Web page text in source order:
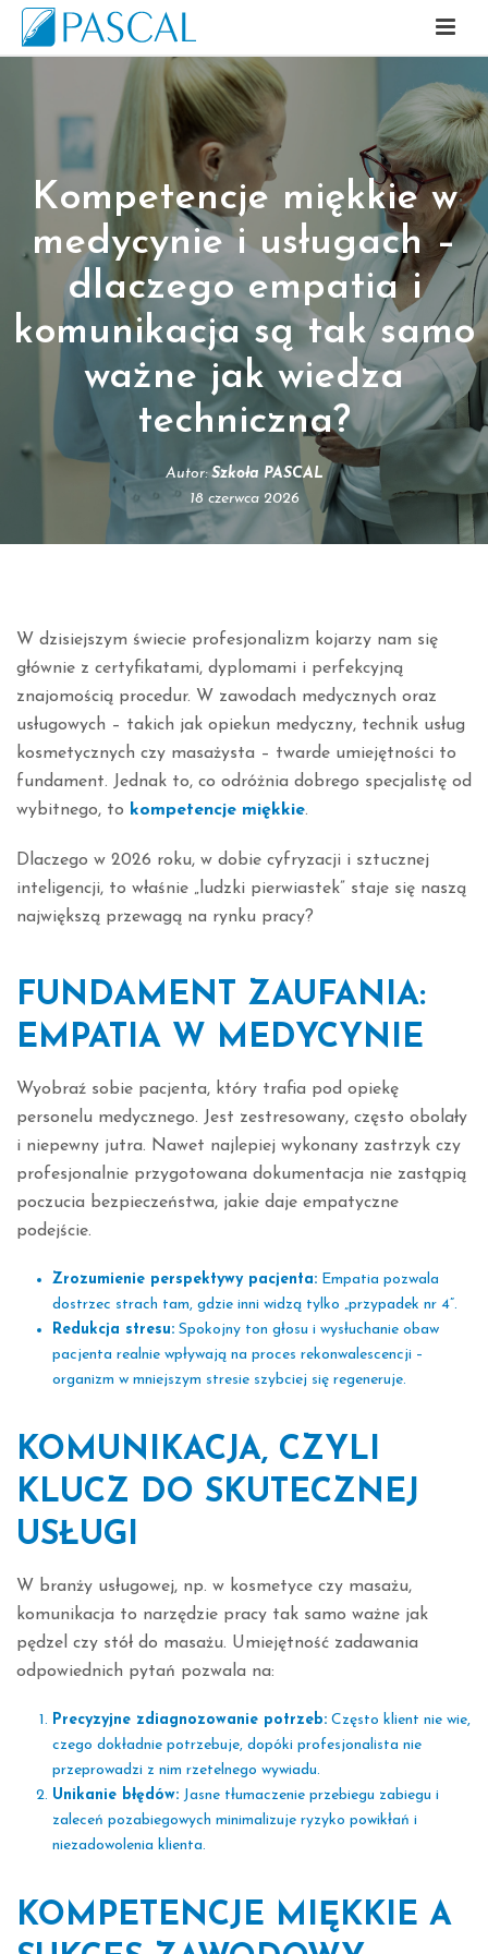
Kompetencje miękkie w
medycynie i usługach –
dlaczego empatia i
komunikacja są tak samo
ważne jak wiedza
techniczna?
Autor:Szkoła PASCAL
18 czerwca 2026
W dzisiejszym świecie profesjonalizm kojarzy nam się
głównie z certyfikatami, dyplomami i perfekcyjną
znajomością procedur. W zawodach medycznych oraz
usługowych – takich jak opiekun medyczny, technik usług
kosmetycznych czy masażysta – twarde umiejętności to
fundament. Jednak to, co odróżnia dobrego specjalistę od
wybitnego, to kompetencje miękkie.
Dlaczego w 2026 roku, w dobie cyfryzacji i sztucznej
inteligencji, to właśnie „ludzki pierwiastek” staje się naszą
największą przewagą na rynku pracy?
FUNDAMENT ZAUFANIA:
EMPATIA W MEDYCYNIE
Wyobraź sobie pacjenta, który trafia pod opiekę
personelu medycznego. Jest zestresowany, często obolały
i niepewny jutra. Nawet najlepiej wykonany zastrzyk czy
profesjonalnie przygotowana dokumentacja nie zastąpią
poczucia bezpieczeństwa, jakie daje empatyczne
podejście.
Zrozumienie perspektywy pacjenta:Empatia pozwala
dostrzec strach tam, gdzie inni widzą tylko „przypadek nr 4”.
Redukcja stresu:Spokojny ton głosu i wysłuchanie obaw
pacjenta realnie wpływają na proces rekonwalescencji –
organizm w mniejszym stresie szybciej się regeneruje.
KOMUNIKACJA, CZYLI
KLUCZ DO SKUTECZNEJ
USŁUGI
W branży usługowej, np. w kosmetyce czy masażu,
komunikacja to narzędzie pracy tak samo ważne jak
pędzel czy stół do masażu. Umiejętność zadawania
odpowiednich pytań pozwala na:
Precyzyjne zdiagnozowanie potrzeb:Często klient nie wie,
czego dokładnie potrzebuje, dopóki profesjonalista nie
przeprowadzi z nim rzetelnego wywiadu.
Unikanie błędów:Jasne tłumaczenie przebiegu zabiegu i
zaleceń pozabiegowych minimalizuje ryzyko powikłań i
niezadowolenia klienta.
KOMPETENCJE MIĘKKIE A